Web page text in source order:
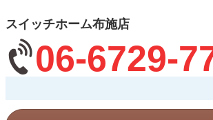
スイッチホーム布施店
06-6729-